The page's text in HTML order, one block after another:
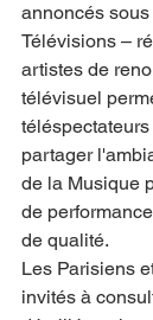
annoncés
Télévisions –
artistes de
télévisuel
partager
de la Musique
de
de qualité.
Les Parisiens
invités à